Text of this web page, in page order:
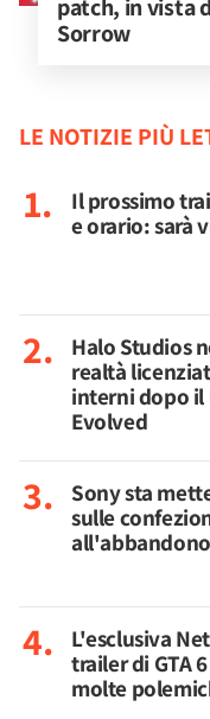
patch, in vista
Sorrow
LE NOTIZIE PIÙ
Il prossimo
e orario: sarà
Halo Studios
realtà
interni dopo il
Evolved
Sony sta
sulle
L'esclusiva
trailer di GTA
molte